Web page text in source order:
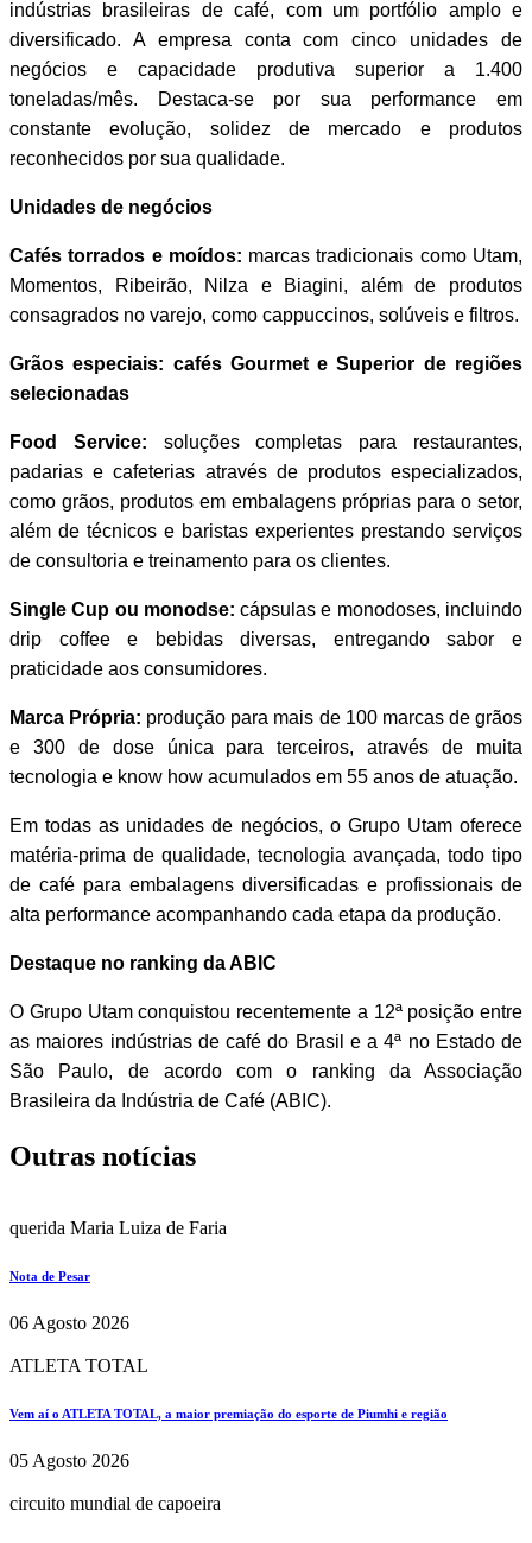
indústrias brasileiras de café, com um portfólio amplo e
diversificado. A empresa conta com cinco unidades de
negócios e capacidade produtiva superior a 1.400
toneladas/mês. Destaca-se por sua performance em
constante evolução, solidez de mercado e produtos
reconhecidos por sua qualidade.
Unidades de negócios
Cafés torrados e moídos: marcas tradicionais como Utam,
Momentos, Ribeirão, Nilza e Biagini, além de produtos
consagrados no varejo, como cappuccinos, solúveis e filtros.
Grãos especiais: cafés Gourmet e Superior de regiões
selecionadas
Food Service: soluções completas para restaurantes,
padarias e cafeterias através de produtos especializados,
como grãos, produtos em embalagens próprias para o setor,
além de técnicos e baristas experientes prestando serviços
de consultoria e treinamento para os clientes.
Single Cup ou monodse: cápsulas e monodoses, incluindo
drip coffee e bebidas diversas, entregando sabor e
praticidade aos consumidores.
Marca Própria: produção para mais de 100 marcas de grãos
e 300 de dose única para terceiros, através de muita
tecnologia e know how acumulados em 55 anos de atuação.
Em todas as unidades de negócios, o Grupo Utam oferece
matéria-prima de qualidade, tecnologia avançada, todo tipo
de café para embalagens diversificadas e profissionais de
alta performance acompanhando cada etapa da produção.
Destaque no ranking da ABIC
O Grupo Utam conquistou recentemente a 12ª posição entre
as maiores indústrias de café do Brasil e a 4ª no Estado de
São Paulo, de acordo com o ranking da Associação
Brasileira da Indústria de Café (ABIC).
Outras notícias
querida Maria Luiza de Faria
Nota de Pesar
06 Agosto 2026
ATLETA TOTAL
Vem aí o ATLETA TOTAL, a maior premiação do esporte de Piumhi e região
05 Agosto 2026
circuito mundial de capoeira